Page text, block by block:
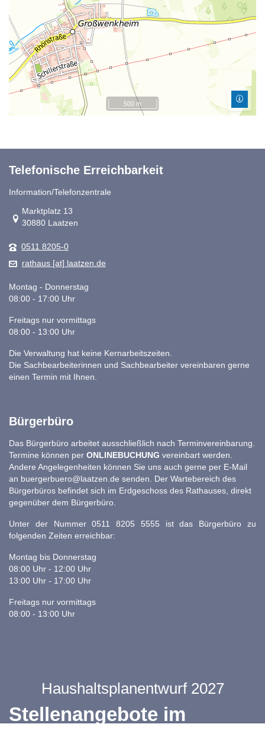
500 m
Telefonische Erreichbarkeit
Information/Telefonzentrale
Link zur Google-Maps Navigation
Marktplatz 13
30880 Laatzen
0511 8205-0
rathaus [at] laatzen.de
Montag - Donnerstag
08:00 - 17:00 Uhr
Freitags nur vormittags
08:00 - 13:00 Uhr
Die Verwaltung hat keine Kernarbeitszeiten.
Die Sachbearbeiterinnen und Sachbearbeiter vereinbaren gerne
einen Termin mit Ihnen.
Bürgerbüro
Das Bürgerbüro arbeitet ausschließlich nach Terminvereinbarung.
Termine können per ONLINEBUCHUNG vereinbart werden.
Andere Angelegenheiten können Sie uns auch gerne per E-Mail
an buergerbuero@laatzen.de senden. Der Wartebereich des
Bürgerbüros befindet sich im Erdgeschoss des Rathauses, direkt
gegenüber dem Bürgerbüro.
Unter der Nummer 0511 8205 5555 ist das Bürgerbüro zu
folgenden Zeiten erreichbar:
Montag bis Donnerstag
08:00 Uhr - 12:00 Uhr
13:00 Uhr - 17:00 Uhr
Freitags nur vormittags
08:00 - 13:00 Uhr
Haushaltsplanentwurf 2027
Stellenangebote im